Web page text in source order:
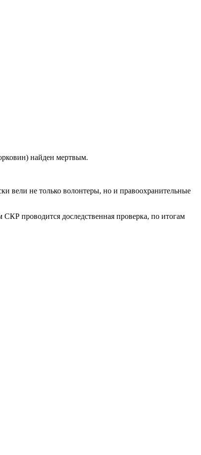
найден мертвым.
вели не только волонтеры, но и правоохранительные
проводится доследственная проверка, по итогам